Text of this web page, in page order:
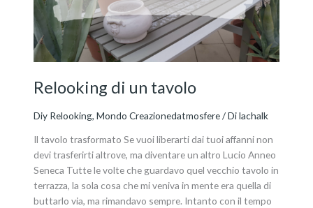
Relooking di un tavolo
Diy Relooking,Mondo Creazionedatmosfere/ Dilachalk
Il tavolo trasformato Se vuoi liberarti dai tuoi affanni non
devi trasferirti altrove, ma diventare un altro Lucio Anneo
Seneca Tutte le volte che guardavo quel vecchio tavolo in
terrazza, la sola cosa che mi veniva in mente era quella di
buttarlo via, ma rimandavo sempre. Intanto con il tempo